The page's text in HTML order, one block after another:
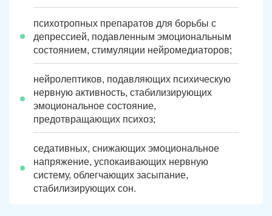
психотропных препаратов для борьбы с
депрессией, подавленным эмоциональным
состоянием, стимуляции нейромедиаторов;
нейролептиков, подавляющих психическую
нервную активность, стабилизирующих
эмоциональное состояние,
предотвращающих психоз;
седативных, снижающих эмоциональное
напряжение, успокаивающих нервную
систему, облегчающих засыпание,
стабилизирующих сон.